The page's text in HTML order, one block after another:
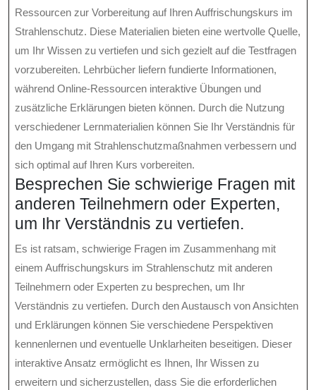
Ressourcen zur Vorbereitung auf Ihren Auffrischungskurs im
Strahlenschutz. Diese Materialien bieten eine wertvolle Quelle,
um Ihr Wissen zu vertiefen und sich gezielt auf die Testfragen
vorzubereiten. Lehrbücher liefern fundierte Informationen,
während Online-Ressourcen interaktive Übungen und
zusätzliche Erklärungen bieten können. Durch die Nutzung
verschiedener Lernmaterialien können Sie Ihr Verständnis für
den Umgang mit Strahlenschutzmaßnahmen verbessern und
sich optimal auf Ihren Kurs vorbereiten.
Besprechen Sie schwierige Fragen mit
anderen Teilnehmern oder Experten,
um Ihr Verständnis zu vertiefen.
Es ist ratsam, schwierige Fragen im Zusammenhang mit
einem Auffrischungskurs im Strahlenschutz mit anderen
Teilnehmern oder Experten zu besprechen, um Ihr
Verständnis zu vertiefen. Durch den Austausch von Ansichten
und Erklärungen können Sie verschiedene Perspektiven
kennenlernen und eventuelle Unklarheiten beseitigen. Dieser
interaktive Ansatz ermöglicht es Ihnen, Ihr Wissen zu
erweitern und sicherzustellen, dass Sie die erforderlichen